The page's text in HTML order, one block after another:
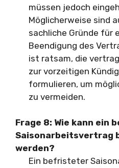
müssen jedoch
Möglicherweise sind
sachliche Gründe für
Beendigung des
ist ratsam, die
zur vorzeitigen
formulieren, um
zu vermeiden.
Frage 8: Wie kann ein
Saisonarbeitsvertrag
werden?
Ein befristeter